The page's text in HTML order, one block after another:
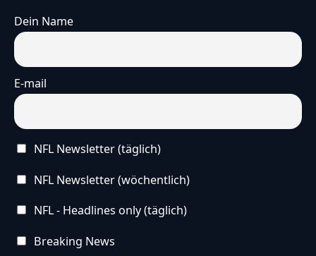
Dein Name
E-mail
NFL Newsletter (täglich)
NFL Newsletter (wöchentlich)
NFL - Headlines only (täglich)
Breaking News